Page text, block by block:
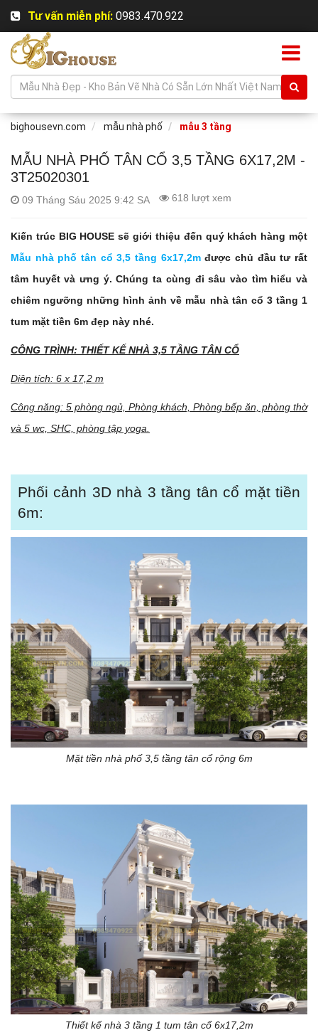
Tư vấn miễn phí: 0983.470.922
bighousevn.com mẫu nhà phố mẫu 3 tầng
MẪU NHÀ PHỐ TÂN CỔ 3,5 TẦNG 6X17,2M -
3T25020301
09 Tháng Sáu 2025 9:42 SA 618 lượt xem
Kiến trúc BIG HOUSE sẽ giới thiệu đến quý khách hàng một
Mẫu nhà phố tân cổ 3,5 tầng 6x17,2mđược chủ đầu tư rất
tâm huyết và ưng ý. Chúng ta cùng đi sâu vào tìm hiểu và
chiêm ngưỡng những hình ảnh về mẫu nhà tân cổ 3 tầng 1
tum mặt tiền 6m đẹp này nhé.
CÔNG TRÌNH: THIẾT KẾ NHÀ 3,5 TẦNG TÂN CỔ
Diện tích: 6 x 17,2 m
Công năng: 5 phòng ngủ, Phòng khách, Phòng bếp ăn, phòng thờ
và 5 wc, SHC, phòng tập yoga.
Phối cảnh 3D nhà 3 tầng tân cổ mặt tiền
6m:
Mặt tiền nhà phố 3,5 tầng tân cổ rộng 6m
Thiết kế nhà 3 tầng 1 tum tân cổ 6x17,2m